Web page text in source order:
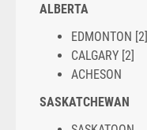
ALBERTA
EDMONTON [2]
CALGARY [2]
ACHESON
SASKATCHEWAN